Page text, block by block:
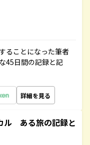
ることになった筆者
45日間の記録と記
詳細を見る
ル ある旅の記録と